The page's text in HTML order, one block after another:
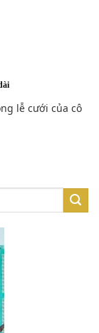
lễ cưới của cô